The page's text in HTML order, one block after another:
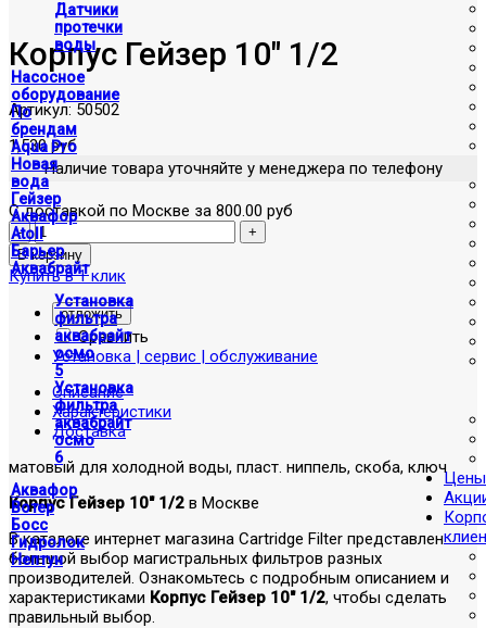
Датчики
протечки
воды
Насосное
оборудование
По
брендам
Aqua Pro
Новая
вода
Гейзер
Аквафор
Atoll
Барьер
Аквабрайт
Установка
фильтра
аквабрайт
осмо
5
Установка
фильтра
аквабрайт
осмо
6
Аквафор
Вотер
Босс
Гидролок
Нептун
Цены
Корпус Гейзер 10" 1/2
Артикул: 50502
1,530 руб
Наличие товара уточняйте у менеджера по телефону
С доставкой по Москве за 800.00 руб
Купить в 1 клик
отложить
Сравнить
Установка | сервис | обслуживание
Описание
Характеристики
Доставка
матовый для холодной воды, пласт. ниппель, скоба, ключ
Корпус Гейзер 10" 1/2 в Москве
В каталоге интернет магазина Cartridge Filter представлен
большой выбор магистральных фильтров разных
производителей. Ознакомьтесь с подробным описанием и
характеристиками Корпус Гейзер 10" 1/2, чтобы сделать
правильный выбор.